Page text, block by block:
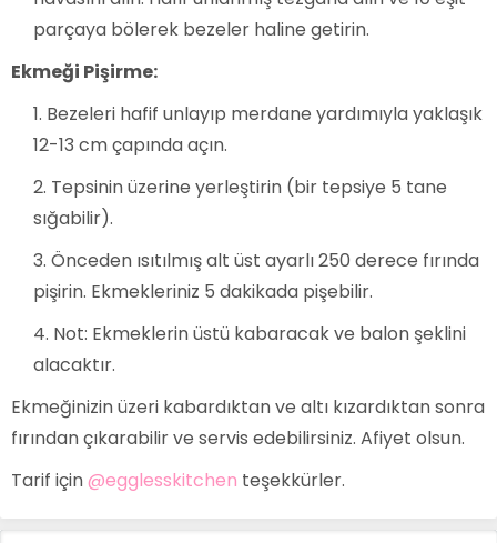
parçaya bölerek bezeler haline getirin.
Ekmeği Pişirme:
Bezeleri hafif unlayıp merdane yardımıyla yaklaşık
12-13 cm çapında açın.
Tepsinin üzerine yerleştirin (bir tepsiye 5 tane
sığabilir).
Önceden ısıtılmış alt üst ayarlı 250 derece fırında
pişirin. Ekmekleriniz 5 dakikada pişebilir.
Not: Ekmeklerin üstü kabaracak ve balon şeklini
alacaktır.
Ekmeğinizin üzeri kabardıktan ve altı kızardıktan sonra
fırından çıkarabilir ve servis edebilirsiniz. Afiyet olsun.
Tarif için@egglesskitchen teşekkürler.